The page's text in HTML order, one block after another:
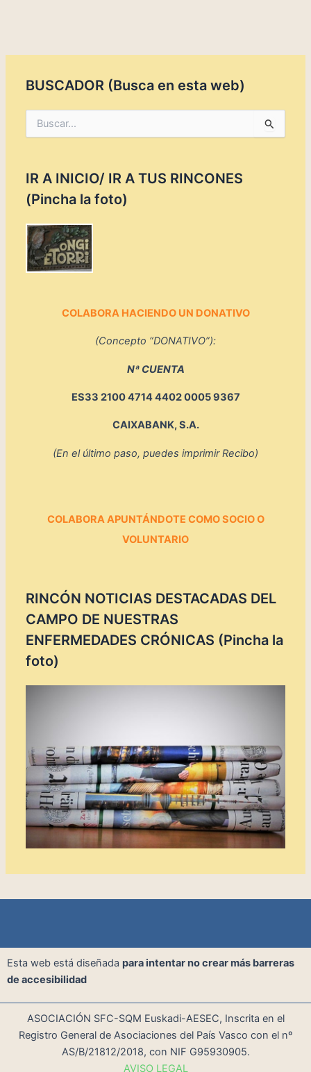
BUSCADOR (Busca en esta web)
u
r
p
o
r
:
IR A INICIO/ IR A TUS RINCONES
(Pincha la foto)
COLABORA HACIENDO UN DONATIVO
(Concepto “DONATIVO”):
Nª CUENTA
ES33 2100 4714 4402 0005 9367
CAIXABANK, S.A.
(En el último paso, puedes imprimir Recibo)
COLABORAAPUNTÁNDOTE COMO SOCIO O
VOLUNTARIO
RINCÓN NOTICIAS DESTACADAS DEL
CAMPO DE NUESTRAS
ENFERMEDADES CRÓNICAS (Pincha la
foto)
Esta web está diseñada para intentar no crear más barreras
de accesibilidad
ASOCIACIÓN SFC-SQM Euskadi-AESEC, Inscrita en el
Registro General de Asociaciones del País Vasco con el nº
AS/B/21812/2018, con NIF G95930905.
AVISO LEGAL